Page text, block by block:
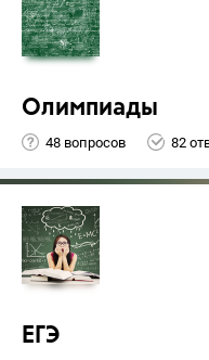
Олимпиады
48 вопросов 82
ЕГЭ